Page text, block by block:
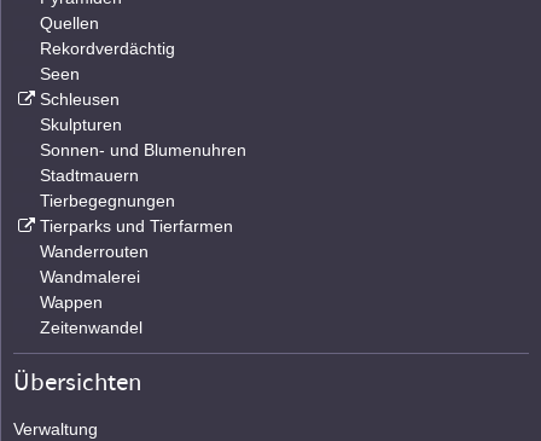
Quellen
Rekordverdächtig
Seen
Schleusen
Skulpturen
Sonnen- und Blumenuhren
Stadtmauern
Tierbegegnungen
Tierparks und Tierfarmen
Wanderrouten
Wandmalerei
Wappen
Zeitenwandel
Übersichten
Verwaltung